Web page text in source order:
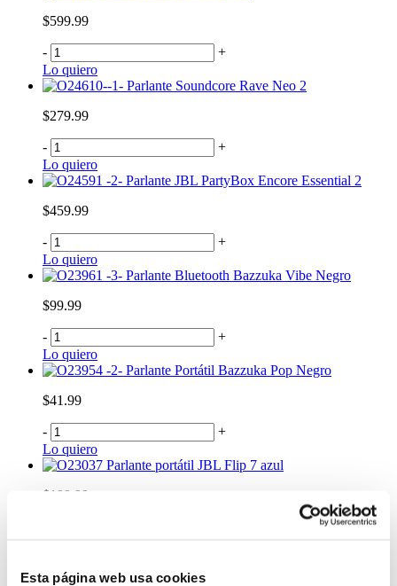
Esta página web usa cookies
$599.99
-
+
Lo quiero
Parlante Soundcore Rave Neo 2
$279.99
-
+
Lo quiero
Parlante JBL PartyBox Encore Essential 2
$459.99
-
+
Lo quiero
Parlante Bluetooth Bazzuka Vibe Negro
$99.99
-
+
Lo quiero
Parlante Portátil Bazzuka Pop Negro
$41.99
-
+
Lo quiero
Parlante portátil JBL Flip 7 azul
$199.99
%OFF